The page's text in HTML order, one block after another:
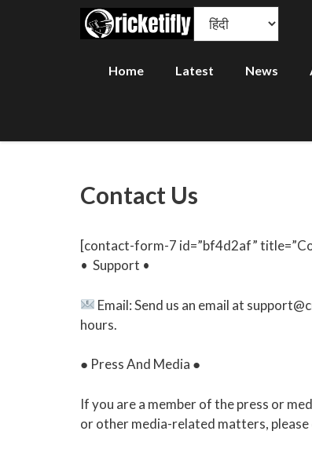
Home Latest News
Contact Us
[contact-form-7 id=”bf4d2af”
• Support •
Email: Send us an email at
hours.
● Press And Media ●
If you are a member of the press or
or other media-related matters,